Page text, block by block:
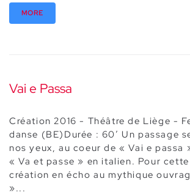
MORE
Vai e Passa
Création 2016 - Théâtre de Liège -
danse (BE)Durée : 60’ Un passage
nos yeux, au coeur de « Vai e
« Va et passe » en italien. Pour
création en écho au mythique
»...